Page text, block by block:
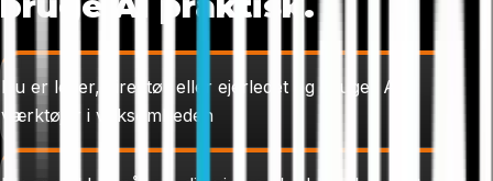
Du er leder, direktør eller ejerledet og bruger Ai-
værktøjer i virksomheden